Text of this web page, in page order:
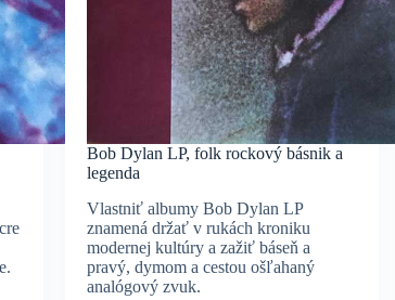
Bob Dylan LP, folk rockový básnik a
legenda
Vlastniť albumy Bob Dylan LP
znamená držať v rukách kroniku
modernej kultúry a zažiť báseň a
pravý, dymom a cestou ošľahaný
analógový zvuk.